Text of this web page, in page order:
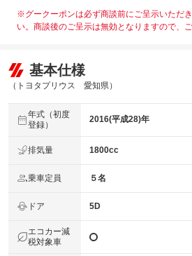
※グークーポンは必ず商談前にご呈示いただ
い。商談後のご呈示は無効となりますので、ご
基本仕様
（トヨタプリウス 愛知県）
年式（初度
登録）
2016(平成28)年
排気量 1800cc
乗車定員 ５名
ドア 5D
エコカー減
税対象車